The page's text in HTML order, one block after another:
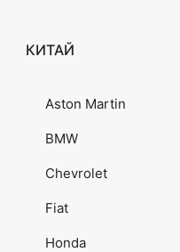
КИТАЙ
Aston Martin
BMW
Chevrolet
Fiat
Honda